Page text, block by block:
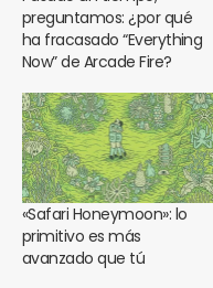
preguntamos: ¿por qué
ha fracasado “Everything
Now” de Arcade Fire?
«Safari Honeymoon»: lo
primitivo es más
avanzado que tú